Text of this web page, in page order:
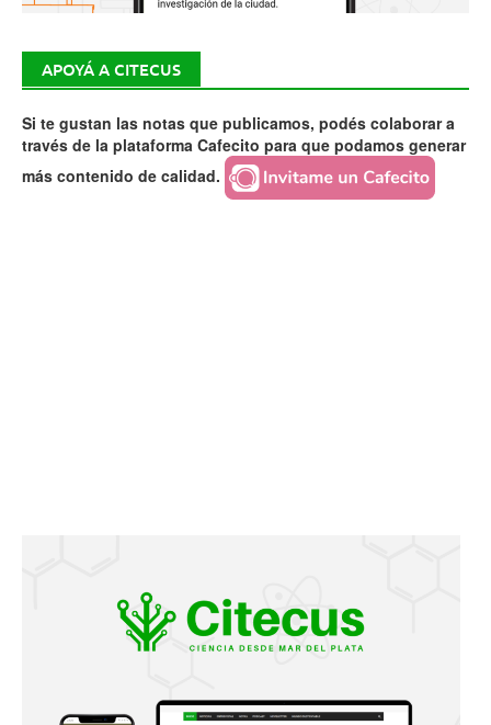
APOYÁ A CITECUS
Si te gustan las notas que publicamos, podés colaborar a
través de la plataforma Cafecito para que podamos generar
más contenido de calidad.